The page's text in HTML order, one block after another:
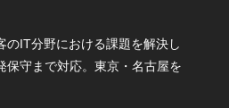
のIT分野における課題を解決し
保守まで対応。東京・名古屋を